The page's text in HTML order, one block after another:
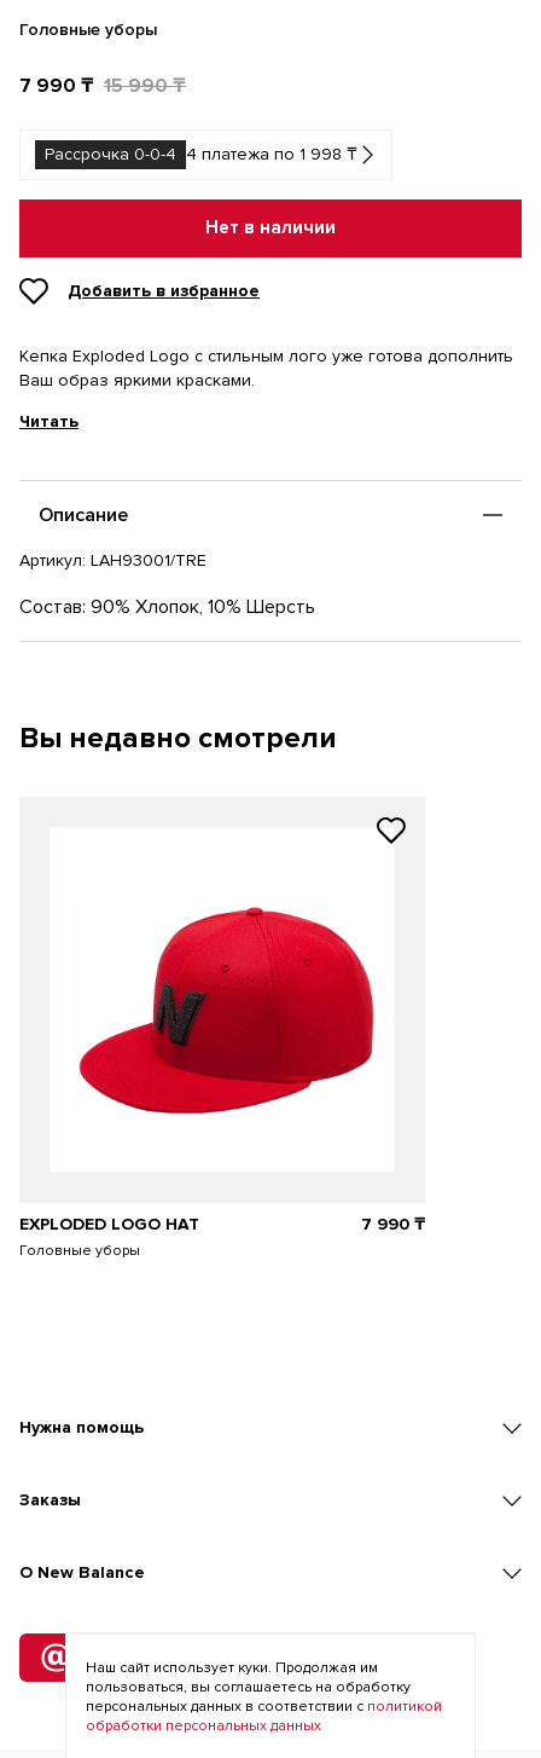
Головные уборы
7 990 ₸ 15 990 ₸
Рассрочка 0-0-4 4 платежа по 1 998 ₸
Нет в наличии
Добавить в избранное
Кепка Exploded Logo с стильным лого уже готова дополнить
Ваш образ яркими красками.
Читать
Описание
Артикул: LAH93001/TRE
Состав: 90% Хлопок, 10% Шерсть
Вы недавно смотрели
EXPLODED LOGO HAT
Головные уборы
7 990₸
Нужна помощь
Заказы
O New Balance
на рассылку
Наш сайт использует куки. Продолжая им
пользоваться, вы соглашаетесь на обработку
персональных данных в соответствии с политикой
обработки персональных данных